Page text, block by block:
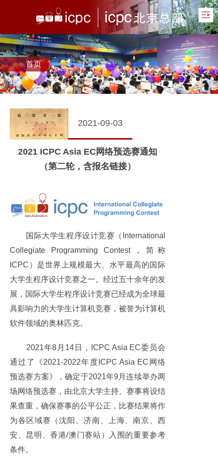
首页
2021-09-03
2021 ICPC Asia EC网络预选赛通知
（第二轮，含报名链接）
国际大学生程序设计竞赛（International
Collegiate Programming Contest，简称
ICPC）是世界上规模最大、水平最高的国际
大学生程序设计竞赛之一。经过五十余年的发
展，国际大学生程序设计竞赛已经成为全球最
具影响力的大学生计算机竞赛，被誉为计算机
软件领域的奥林匹克。
2021年8月14日，ICPC Asia EC委员会
通过了《2021-2022年度ICPC Asia EC网络
预选赛方案》，确定于2021年9月连续举办两
场网络预选赛，由北京大学主持。赛事将设结
果查重，确保赛事的公平公正，比赛结果将作
为各区域赛（沈阳、济南、上海、南京、西
安、昆明、香港/澳门赛站）入围的重要参考
条件。